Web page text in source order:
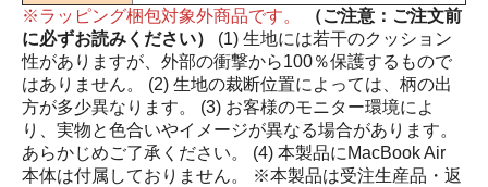
※ラッピング梱包対象外商品です。
（ご注意：ご注文前
に必ずお読みください）
(1) 生地には若干のクッション
性がありますが、外部の衝撃から100％保護するもので
はありません。 (2) 生地の裁断位置によっては、柄の出
方が多少異なります。 (3) お客様のモニター環境によ
り、実物と色合いやイメージが異なる場合があります。
あらかじめご了承ください。 (4) 本製品にMacBook Air
本体は付属しておりません。 ※本製品は受注生産品・返